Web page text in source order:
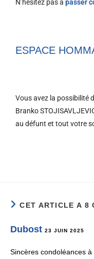
N’hésitez pas à passer
ESPACE
Vous avez la possibilité
Branko
au défunt et tout votre
CET ARTICLE A 8
Dubost 23 JUIN 2025
Sincères condoléances à